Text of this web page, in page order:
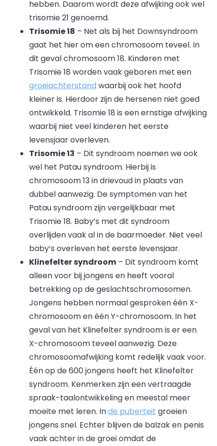
hebben. Daarom wordt deze afwijking ook wel
trisomie 21 genoemd.
Trisomie 18 – Net als bij het Downsyndroom
gaat het hier om een chromosoom teveel. In
dit geval chromosoom 18. Kinderen met
Trisomie 18 worden vaak geboren met een
groeiachterstand waarbij ook het hoofd
kleiner is. Hierdoor zijn de hersenen niet goed
ontwikkeld. Trisomie 18 is een ernstige afwijking
waarbij niet veel kinderen het eerste
levensjaar overleven.
Trisomie 13 – Dit syndroom noemen we ook
wel het Patau syndroom. Hierbij is
chromosoom 13 in drievoud in plaats van
dubbel aanwezig. De symptomen van het
Patau syndroom zijn vergelijkbaar met
Trisomie 18. Baby’s met dit syndroom
overlijden vaak al in de baarmoeder. Niet veel
baby’s overleven het eerste levensjaar.
Klinefelter syndroom – Dit syndroom komt
alleen voor bij jongens en heeft vooral
betrekking op de geslachtschromosomen.
Jongens hebben normaal gesproken één X-
chromosoom en één Y-chromosoom. In het
geval van het Klinefelter syndroom is er een
X-chromosoom teveel aanwezig. Deze
chromosoomafwijking komt redelijk vaak voor.
Één op de 600 jongens heeft het Klinefelter
syndroom. Kenmerken zijn een vertraagde
spraak-taalontwikkeling en meestal meer
moeite met leren. Inde puberteit groeien
jongens snel. Echter blijven de balzak en penis
vaak achter in de groei omdat de